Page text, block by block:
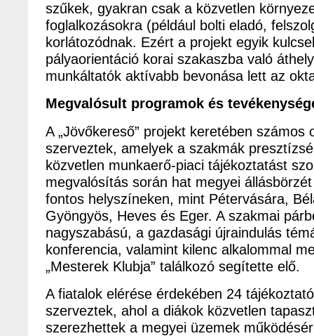
szűkek, gyakran csak a közvetlen
foglalkozásokra (például bolti eladó,
korlátozódnak. Ezért a projekt egyik
pályaorientáció korai szakaszba való
munkáltatók aktívabb bevonása lett az
Megvalósult programok és
A „Jövőkereső” projekt keretében számos
szerveztek, amelyek a szakmák
közvetlen munkaerő-piaci tájékoztatást
megvalósítás során hat megyei
fontos helyszíneken, mint Pétervására,
Gyöngyös, Heves és Eger. A szakmai
nagyszabású, a gazdasági újraindulás
konferencia, valamint kilenc alkalommal
„Mesterek Klubja” találkozó segítette elő.
A fiatalok elérése érdekében 24
szerveztek, ahol a diákok közvetlen
szerezhettek a megyei üzemek